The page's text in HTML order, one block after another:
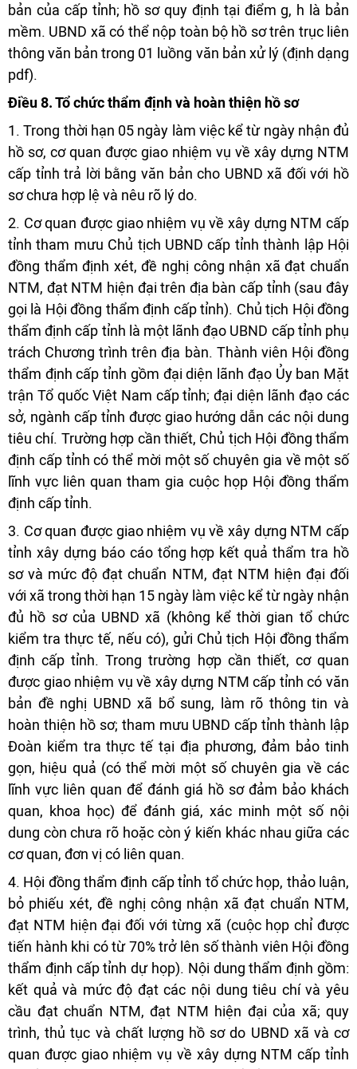
bản của cấp tỉnh; hồ sơ quy định tại điểm g, h là bản
mềm. UBND xã có thể nộp toàn bộ hồ sơ trên trục liên
thông văn bản trong 01 luồng văn bản xử lý (định dạng
pdf).
Điều 8. Tổ chức thẩm định và hoàn thiện hồ sơ
1. Trong thời hạn 05 ngày làm việc kể từ ngày nhận đủ
hồ sơ, cơ quan được giao nhiệm vụ về xây dựng NTM
cấp tỉnh trả lời bằng văn bản cho UBND xã đối với hồ
sơ chưa hợp lệ và nêu rõ lý do.
2. Cơ quan được giao nhiệm vụ về xây dựng NTM cấp
tỉnh tham mưu Chủ tịch UBND cấp tỉnh thành lập Hội
đồng thẩm định xét, đề nghị công nhận xã đạt chuẩn
NTM, đạt NTM hiện đại trên địa bàn cấp tỉnh (sau đây
gọi là Hội đồng thẩm định cấp tỉnh). Chủ tịch Hội đồng
thẩm định cấp tỉnh là một lãnh đạo UBND cấp tỉnh phụ
trách Chương trình trên địa bàn. Thành viên Hội đồng
thẩm định cấp tỉnh gồm đại diện lãnh đạo Ủy ban Mặt
trận Tổ quốc Việt Nam cấp tỉnh; đại diện lãnh đạo các
sở, ngành cấp tỉnh được giao hướng dẫn các nội dung
tiêu chí. Trường hợp cần thiết, Chủ tịch Hội đồng thẩm
định cấp tỉnh có thể mời một số chuyên gia về một số
lĩnh vực liên quan tham gia cuộc họp Hội đồng thẩm
định cấp tỉnh.
3. Cơ quan được giao nhiệm vụ về xây dựng NTM cấp
tỉnh xây dựng báo cáo tổng hợp kết quả thẩm tra hồ
sơ và mức độ đạt chuẩn NTM, đạt NTM hiện đại đối
với xã trong thời hạn 15 ngày làm việc kể từ ngày nhận
đủ hồ sơ của UBND xã (không kể thời gian tổ chức
kiểm tra thực tế, nếu có), gửi Chủ tịch Hội đồng thẩm
định cấp tỉnh. Trong trường hợp cần thiết, cơ quan
được giao nhiệm vụ về xây dựng NTM cấp tỉnh có văn
bản đề nghị UBND xã bổ sung, làm rõ thông tin và
hoàn thiện hồ sơ; tham mưu UBND cấp tỉnh thành lập
Đoàn kiểm tra thực tế tại địa phương, đảm bảo tinh
gọn, hiệu quả (có thể mời một số chuyên gia về các
lĩnh vực liên quan để đánh giá hồ sơ đảm bảo khách
quan, khoa học) để đánh giá, xác minh một số nội
dung còn chưa rõ hoặc còn ý kiến khác nhau giữa các
cơ quan, đơn vị có liên quan.
4. Hội đồng thẩm định cấp tỉnh tổ chức họp, thảo luận,
bỏ phiếu xét, đề nghị công nhận xã đạt chuẩn NTM,
đạt NTM hiện đại đối với từng xã (cuộc họp chỉ được
tiến hành khi có từ 70% trở lên số thành viên Hội đồng
thẩm định cấp tỉnh dự họp). Nội dung thẩm định gồm:
kết quả và mức độ đạt các nội dung tiêu chí và yêu
cầu đạt chuẩn NTM, đạt NTM hiện đại của xã; quy
trình, thủ tục và chất lượng hồ sơ do UBND xã và cơ
quan được giao nhiệm vụ về xây dựng NTM cấp tỉnh